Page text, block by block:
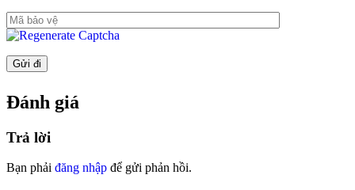
Sở hữu tầm nhìn ngoạn mục: Các căn hộ sẽ có các view
về sông Sài Gòn, đường chân trời về quận 1 & quận 4,
Tòa tháp 86 tầng
Căn hộ hoàn thiện với: Sàn gạch , máy lạnh ẩn (Khu vực
chậu rửa), tủ phòng tắm & Thiết bị vệ sinh, máy nước
nóng, bồn tắm (cho 3BR và Ở trên), tủ quần áo gắn sẵn,
máy liên lạc video, kỹ thuật số, khóa cửa.
và bể bơi cho trẻ em (L2), Jacuzzi, hồ tạo sóng (L3), khu
Đánh giá
Trả lời
Bạn phải đăng nhập để gửi phản hồi.